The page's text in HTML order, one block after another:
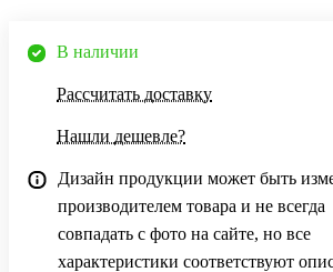
В наличии
Рассчитать доставку
Нашли дешевле?
Дизайн продукции может быть
производителем товара и не всегда
совпадать с фото на сайте, но все
характеристики соответствуют